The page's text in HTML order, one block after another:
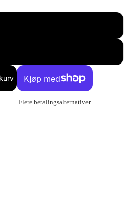
Flere betalingsalternativer